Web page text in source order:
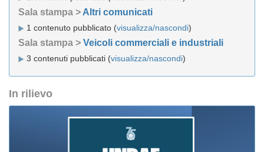
Sala stampa > Altri comunicati
1 contenuto pubblicato (visualizza/nascondi)
Sala stampa > Veicoli commerciali e industriali
3 contenuti pubblicati (visualizza/nascondi)
In rilievo